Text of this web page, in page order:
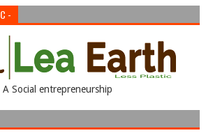
-
Social entrepreneurship